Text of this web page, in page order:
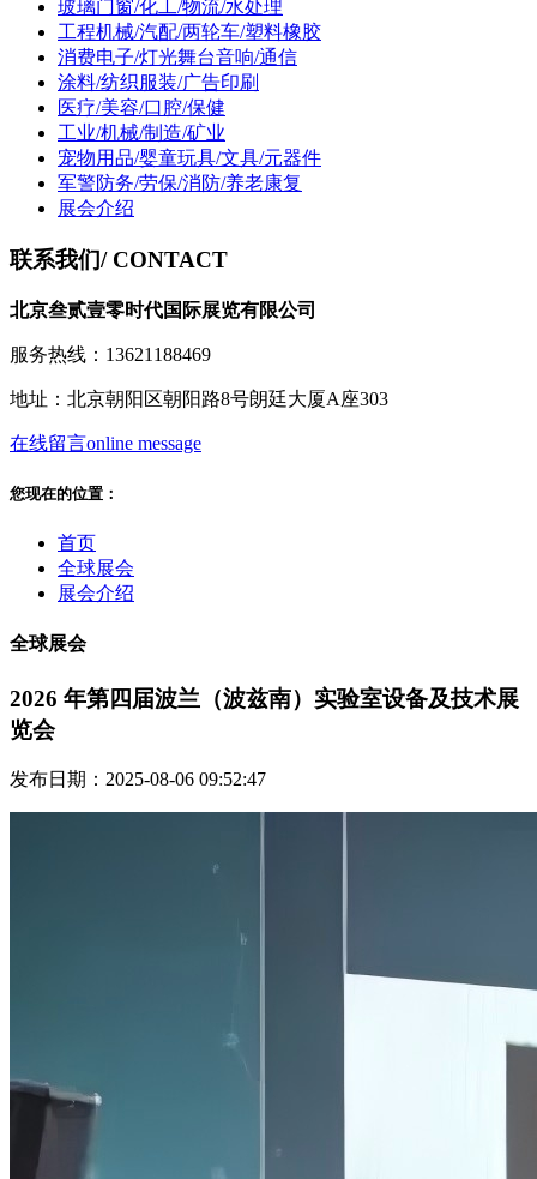
玻璃门窗/化工/物流/水处理
工程机械/汽配/两轮车/塑料橡胶
消费电子/灯光舞台音响/通信
涂料/纺织服装/广告印刷
医疗/美容/口腔/保健
工业/机械/制造/矿业
宠物用品/婴童玩具/文具/元器件
军警防务/劳保/消防/养老康复
展会介绍
联系我们/ CONTACT
北京叁贰壹零时代国际展览有限公司
服务热线：13621188469
地址：北京朝阳区朝阳路8号朗廷大厦A座303
在线留言online message
您现在的位置：
首页
全球展会
展会介绍
全球展会
2026 年第四届波兰（波兹南）实验室设备及技术展
览会
发布日期：2025-08-06 09:52:47